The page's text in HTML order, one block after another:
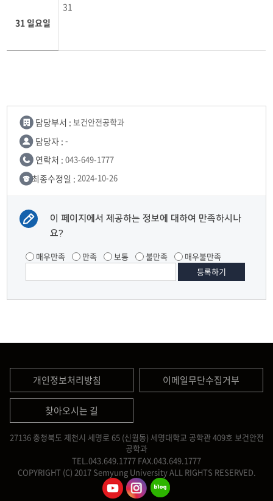
31 일요일
31
담당부서 : 보건안전공학과
담당자 : -
연락처 : 043-649-1777
최종수정일 : 2024-10-26
이 페이지에서 제공하는 정보에 대하여 만족하시나
요?
매우만족 만족 보통 불만족 매우불만족
개인정보처리방침 이메일무단수집거부
찾아오시는 길
27136 충청북도 제천시 세명로 65 (신월동) 세명대학교 공학관 409호 보건안전
공학과
TEL.043.649.1777 FAX.043.649.1777
COPYRIGHT (C) 2017 Semyung University ALL RIGHTS RESERVED.